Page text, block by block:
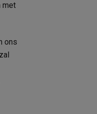
met
ons